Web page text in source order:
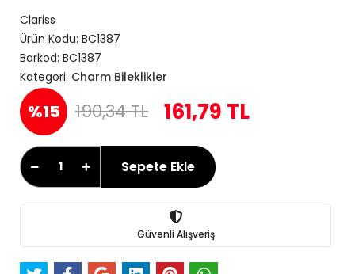
Clariss
Ürün Kodu: BC1387
Barkod: BC1387
Kategori: Charm Bileklikler
%15 190,34 TL 161,79 TL
Sepete Ekle
Güvenli Alışveriş